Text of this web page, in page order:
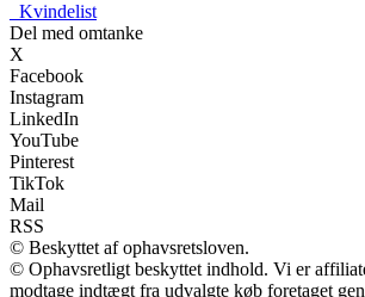
Kvindelist
Del med omtanke
X
Facebook
Instagram
LinkedIn
YouTube
Pinterest
TikTok
Mail
RSS
© Beskyttet af ophavsretsloven.
© Ophavsretligt beskyttet indhold. Vi er
modtage indtægt fra udvalgte køb foretaget